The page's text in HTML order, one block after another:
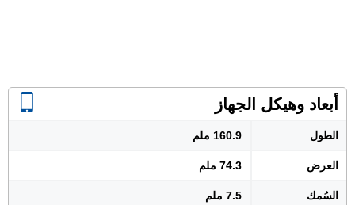
أبعاد وهيكل الجهاز
الطول 160.9 ملم
العرض 74.3 ملم
السُمك 7.5 ملم